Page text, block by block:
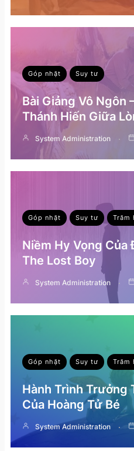
Góp nhặt Suy tư
Bài Giảng Vô Ngôn
Thánh Hiến Giữa
System Administration
Góp nhặt Suy tư Trăm
Niềm Hy Vọng Của
The Lost Boy
System Administration
Góp nhặt Suy tư Trăm
Hành Trình Trưởng
Của Hoàng Tử Bé
System Administration